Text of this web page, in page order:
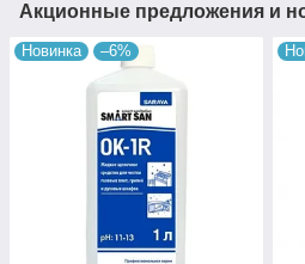
Акционные предложения и
Новинка –6%